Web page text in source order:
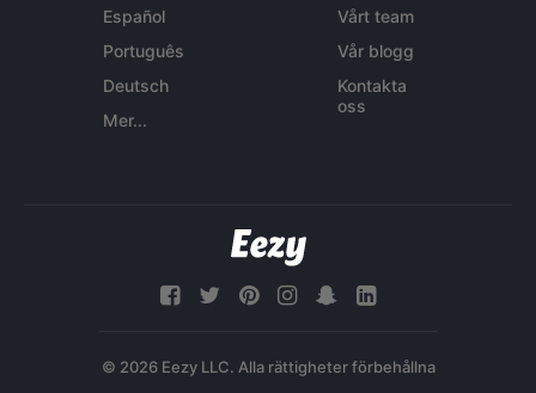
Español
Português
Deutsch
Mer...
Vårt team
Vår blogg
Kontakta
oss
© 2026 Eezy LLC. Alla rättigheter förbehållna